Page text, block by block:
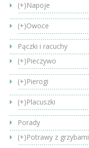
(+)Napoje
(+)Owoce
Pączki i racuchy
(+)Pieczywo
(+)Pierogi
(+)Placuszki
Porady
(+)Potrawy z grzybami